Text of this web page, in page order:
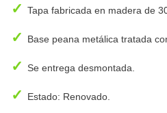
✓ Tapa fabricada en madera de
✓ Base peana metálica tratada
✓ Se entrega desmontada.
✓ Estado: Renovado.